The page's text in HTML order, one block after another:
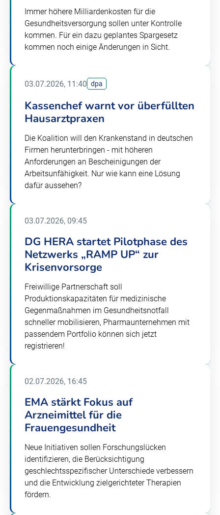
Immer höhere Milliardenkosten für die
Gesundheitsversorgung sollen unter Kontrolle
kommen. Für ein dazu geplantes Spargesetz
kommen noch einige Änderungen in Sicht.
03.07.2026, 11:40 dpa
Kassenchef warnt vor überfüllten
Hausarztpraxen
Die Koalition will den Krankenstand in deutschen
Firmen herunterbringen - mit höheren
Anforderungen an Bescheinigungen der
Arbeitsunfähigkeit. Nur wie kann eine Lösung
dafür aussehen?
03.07.2026, 09:45
DG HERA startet Pilotphase des
Netzwerks „RAMP UP“ zur
Krisenvorsorge
Freiwillige Partnerschaft soll
Produktionskapazitäten für medizinische
Gegenmaßnahmen im Gesundheitsnotfall
schneller mobilisieren, Pharmaunternehmen mit
passendem Portfolio können sich jetzt
registrieren!
02.07.2026, 16:45
EMA stärkt Fokus auf
Arzneimittel für die
Frauengesundheit
Neue Initiativen sollen Forschungslücken
identifizieren, die Berücksichtigung
geschlechtsspezifischer Unterschiede verbessern
und die Entwicklung zielgerichteter Therapien
fördern.